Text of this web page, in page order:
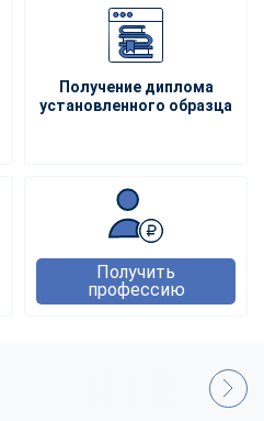
Получение диплома
установленного образца
Получить
профессию